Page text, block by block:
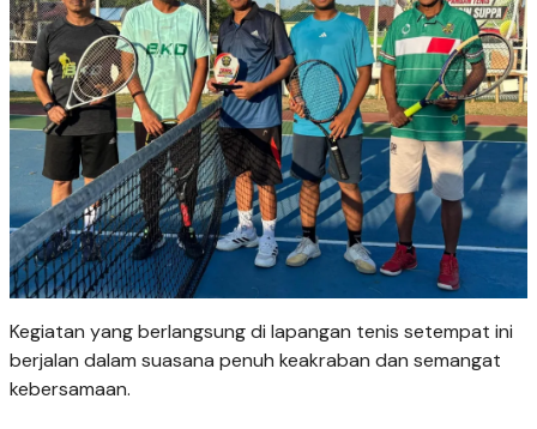
​Kegiatan yang berlangsung di lapangan tenis setempat ini
berjalan dalam suasana penuh keakraban dan semangat
kebersamaan.